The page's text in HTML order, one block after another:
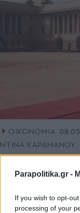
Parapolitika.gr -
If you wish to opt-
processing of your
ΟΙΚΟΝΟΜΙΑ
ΝΤΙΝΑ ΚΑΡΑΜΑΝΟΥ
Ανησυχία για
Πακιστάν: